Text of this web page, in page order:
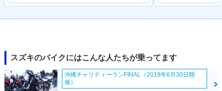
2009年 Let's 5G・
2008年 Let's 5G・
2008年 Let's 5・新
スズキのバイクにはこんな人たちが乗ってます
沖縄チャリティーランFINAL（2019年6月30日開
催）